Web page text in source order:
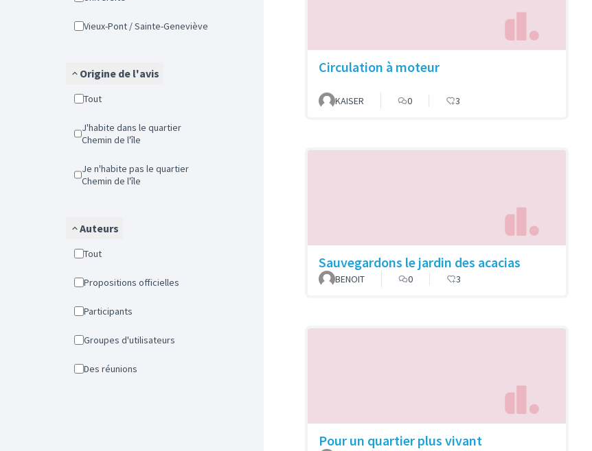
Vieux-Pont / Sainte-Geneviève
Origine de l'avis
Tout
J'habite dans le quartier
Chemin de l'île
Je n'habite pas le quartier
Chemin de l'île
Auteurs
Tout
Propositions officielles
Participants
Groupes d'utilisateurs
Des réunions
Circulation à moteur
KAISER 0 3
Sauvegardons le jardin des acacias
BENOIT 0 3
Pour un quartier plus vivant